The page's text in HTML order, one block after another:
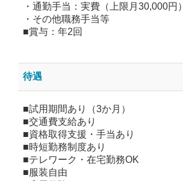
・通勤手当：実費（上限月30,000円）
・その他職務手当等
■賞与：年2回
待遇
■試用期間あり（3か月）
■交通費支給あり
■資格取得支援・手当あり
■時短勤務制度あり
■テレワーク・在宅勤務OK
■服装自由